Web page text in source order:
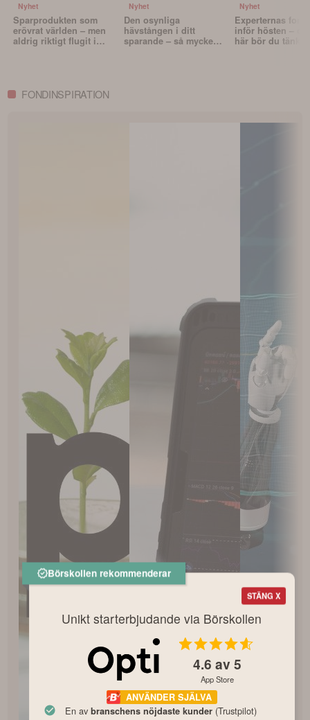
Nyhet
Sparprodukten som
erövrat världen – men
aldrig riktigt flugit i
Nyhet
Den osynliga
hävstången i ditt
sparande – så mycket
Nyhet
Experternas
inför hösten –
här bör du tänka
FONDINSPIRATION
STÄNG X
Börskollen rekommenderar
Unikt starterbjudande via Börskollen
4.6 av 5
App Store
ANVÄNDER SJÄLVA
En av branschens nöjdaste kunder(Trustpilot)